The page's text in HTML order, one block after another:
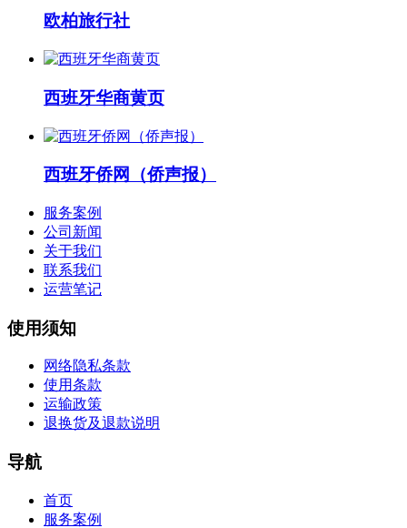
欧柏旅行社
西班牙华商黄页
西班牙侨网（侨声报）
服务案例
公司新闻
关于我们
联系我们
运营笔记
使用须知
网络隐私条款
使用条款
运输政策
退换货及退款说明
导航
首页
服务案例